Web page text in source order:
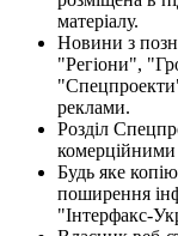
матеріалу.
Новини з
"Регіони",
реклами.
Розділ
Будь яке
поширення
"Інтерфакс-